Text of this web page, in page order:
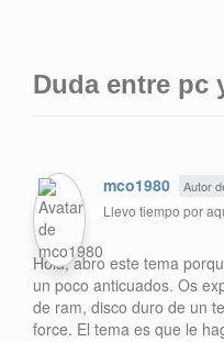
Duda entre pc
mco1980 Autor
Llevo tiempo por
Hola, abro este tema
un poco anticuados. Os
de ram, disco duro de un
force. El tema es que le